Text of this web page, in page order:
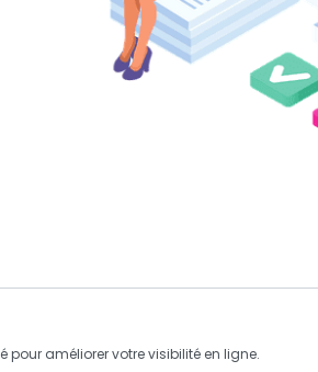
pour améliorer votrevisibilité en ligne.